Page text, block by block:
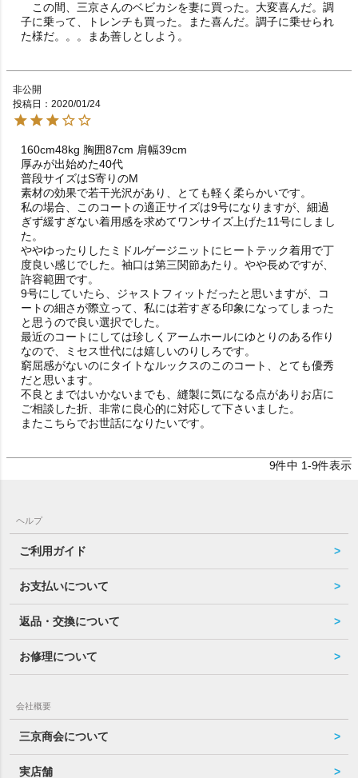
この間、三京さんのベビカシを妻に買った。大変喜んだ。調
子に乗って、トレンチも買った。また喜んだ。調子に乗せられ
た様だ。。。まあ善しとしよう。
非公開
投稿日
2020/01/24
160cm48kg 胸囲87cm 肩幅39cm
厚みが出始めた40代
普段サイズはS寄りのM
素材の効果で若干光沢があり、とても軽く柔らかいです。
私の場合、このコートの適正サイズは9号になりますが、細過
ぎず緩すぎない着用感を求めてワンサイズ上げた11号にしまし
た。
ややゆったりしたミドルゲージニットにヒートテック着用で丁
度良い感じでした。袖口は第三関節あたり。やや長めですが、
許容範囲です。
9号にしていたら、ジャストフィットだったと思いますが、コ
ートの細さが際立って、私には若すぎる印象になってしまった
と思うので良い選択でした。
最近のコートにしては珍しくアームホールにゆとりのある作り
なので、ミセス世代には嬉しいのりしろです。
窮屈感がないのにタイトなルックスのこのコート、とても優秀
だと思います。
不良とまではいかないまでも、縫製に気になる点がありお店に
ご相談した折、非常に良心的に対応して下さいました。
またこちらでお世話になりたいです。
9件中 1-9件表示
ヘルプ
ご利用ガイド
お支払いについて
返品・交換について
お修理について
会社概要
三京商会について
実店舗